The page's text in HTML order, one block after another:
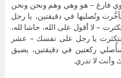
فارغ – هو وهي وهم ونحن ونحن
وتُصليها في دقيقتين، يا رجل
– لا أقول على الله، حاشا لله،
يا رجل على نفسك – عشر
ركعتين في دقيقتين، يضيق
وأنت لا تدري.